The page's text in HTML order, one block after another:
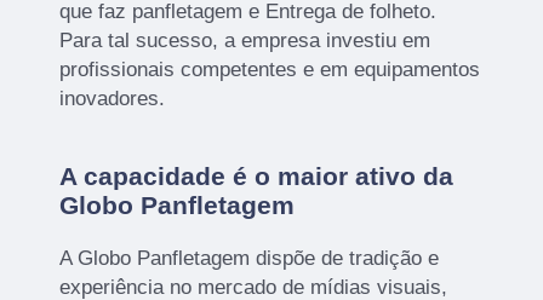
que faz panfletagem e Entrega de folheto.
Para tal sucesso, a empresa investiu em
profissionais competentes e em equipamentos
inovadores.
A capacidade é o maior ativo da
Globo Panfletagem
A Globo Panfletagem dispõe de tradição e
experiência no mercado de mídias visuais,